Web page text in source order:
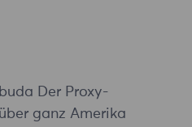
Der Proxy-
ganz Amerika